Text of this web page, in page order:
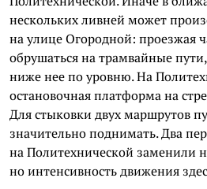
нескольких ливней может
на улице Огородной: проезжая
обрушаться на трамвайные
ниже нее по уровню. На
остановочная платформа на
Для стыковки двух маршрутов
значительно поднимать. Два
на Политехнической заменили
но интенсивность движения